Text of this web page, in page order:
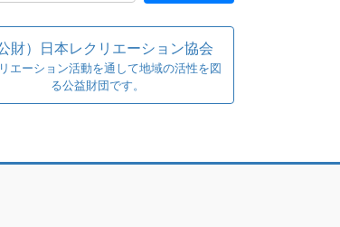
公財）日本レクリエーション協会
エーション活動を通して地域の活性を図
る公益財団です。